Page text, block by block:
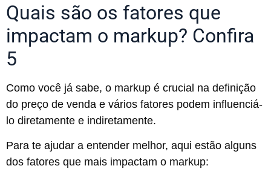
Quais são os fatores que
impactam o markup? Confira
5
Como você já sabe, o markup é crucial na definição
do preço de venda e vários fatores podem influenciá-
lo diretamente e indiretamente.
Para te ajudar a entender melhor, aqui estão alguns
dos fatores que mais impactam o markup: